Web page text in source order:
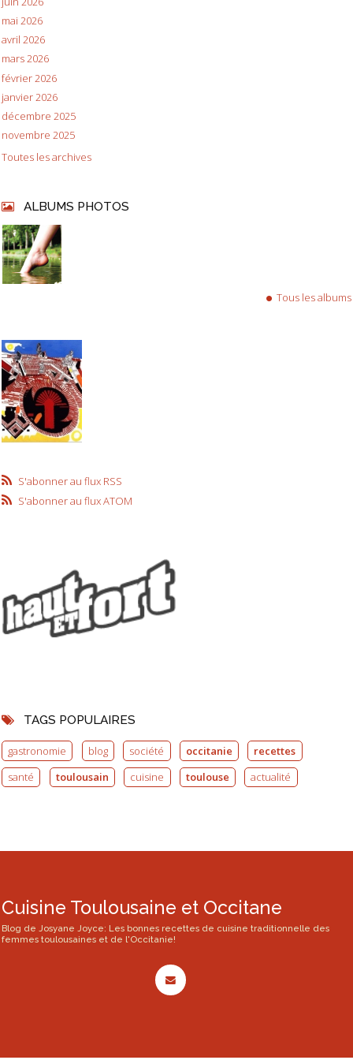
mai 2026
avril 2026
mars 2026
février 2026
janvier 2026
décembre 2025
novembre 2025
Toutes les archives
ALBUMS PHOTOS
Tous les albums
S'abonner au flux RSS
S'abonner au flux ATOM
TAGS POPULAIRES
gastronomie blog société occitanie
recettes
santé
toulousain cuisine toulouse actualité
Cuisine Toulousaine et Occitane
Blog de Josyane Joyce: Les bonnes recettes de cuisine traditionnelle des
femmes toulousaines et de l'Occitanie!